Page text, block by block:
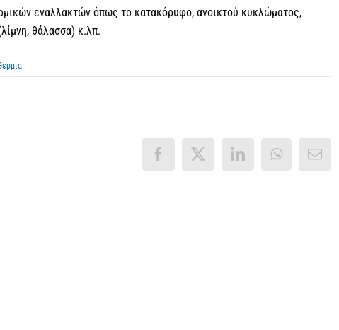
εναλλακτών όπως το κατακόρυφο, ανοικτού κυκλώματος,
θάλασσα) κ.λπ.
Facebook
X LinkedInWhatsApp